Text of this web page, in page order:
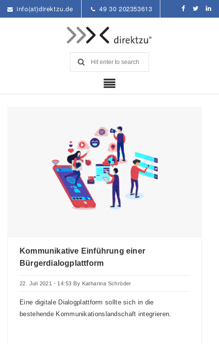
info(at)direktzu.de 49 30 202353613
Kommunikative Einführung einer
Bürgerdialogplattform
22. Juli 2021 - 14:53 By Katharina Schröder
Eine digitale Dialogplattform sollte sich in die
bestehende Kommunikationslandschaft integrieren.